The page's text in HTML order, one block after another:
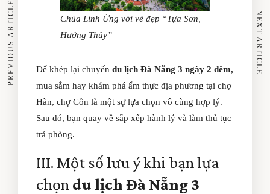
Chùa Linh Ứng với vẻ đẹp “Tựa Sơn,
Hướng Thủy”
Để khép lại chuyến du lịch Đà Nẵng 3 ngày 2 đêm,
mua sắm hay khám phá ẩm thực địa phương tại chợ
Hàn, chợ Cồn là một sự lựa chọn vô cùng hợp lý.
Sau đó, bạn quay về sắp xếp hành lý và làm thủ tục
trả phòng.
III. Một số lưu ý khi bạn lựa
chọn du lịch Đà Nẵng 3
PREVIOUS ARTICLE NEXT ARTICLE